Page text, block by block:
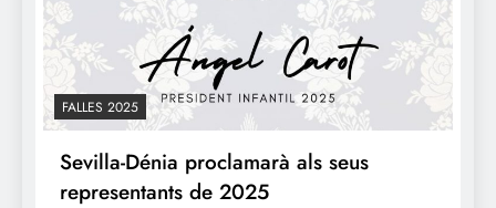
FALLES 2025
Sevilla-Dénia proclamarà als seus
representants de 2025